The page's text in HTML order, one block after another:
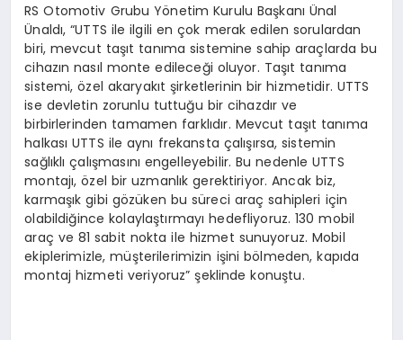
RS Otomotiv Grubu Yönetim Kurulu Başkanı Ünal
Ünaldı, “UTTS ile ilgili en çok merak edilen sorulardan
biri, mevcut taşıt tanıma sistemine sahip araçlarda bu
cihazın nasıl monte edileceği oluyor. Taşıt tanıma
sistemi, özel akaryakıt şirketlerinin bir hizmetidir. UTTS
ise devletin zorunlu tuttuğu bir cihazdır ve
birbirlerinden tamamen farklıdır. Mevcut taşıt tanıma
halkası UTTS ile aynı frekansta çalışırsa, sistemin
sağlıklı çalışmasını engelleyebilir. Bu nedenle UTTS
montajı, özel bir uzmanlık gerektiriyor. Ancak biz,
karmaşık gibi gözüken bu süreci araç sahipleri için
olabildiğince kolaylaştırmayı hedefliyoruz. 130 mobil
araç ve 81 sabit nokta ile hizmet sunuyoruz. Mobil
ekiplerimizle, müşterilerimizin işini bölmeden, kapıda
montaj hizmeti veriyoruz” şeklinde konuştu.